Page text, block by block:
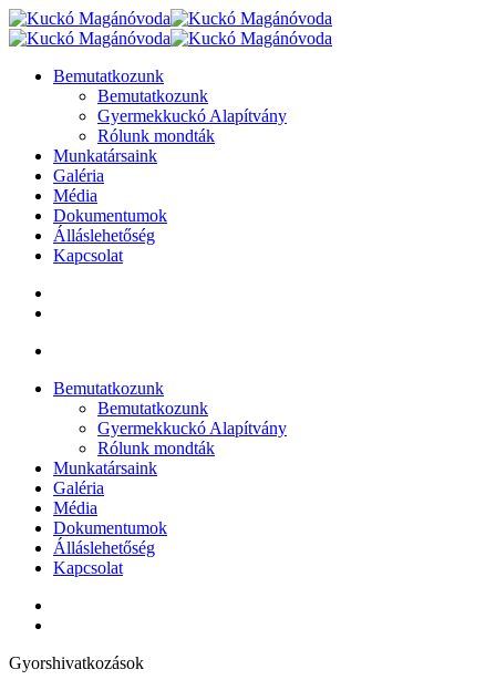
Bemutatkozunk
Bemutatkozunk
Gyermekkuckó Alapítvány
Rólunk mondták
Munkatársaink
Galéria
Média
Dokumentumok
Álláslehetőség
Kapcsolat
Bemutatkozunk
Bemutatkozunk
Gyermekkuckó Alapítvány
Rólunk mondták
Munkatársaink
Galéria
Média
Dokumentumok
Álláslehetőség
Kapcsolat
Gyorshivatkozások